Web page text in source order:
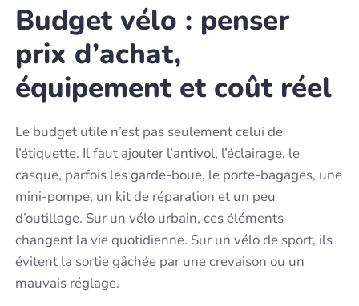
Budget vélo : penser
prix d’achat,
équipement et coût réel
Le budget utile n’est pas seulement celui de
l’étiquette. Il faut ajouter l’antivol, l’éclairage, le
casque, parfois les garde-boue, le porte-bagages, une
mini-pompe, un kit de réparation et un peu
d’outillage. Sur un vélo urbain, ces éléments
changent la vie quotidienne. Sur un vélo de sport, ils
évitent la sortie gâchée par une crevaison ou un
mauvais réglage.